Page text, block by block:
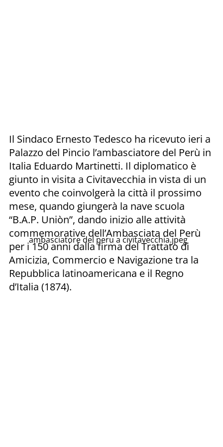
ambasciatore del peru a civitavecchia.jpeg
Il Sindaco Ernesto Tedesco ha ricevuto ieri a
Palazzo del Pincio l’ambasciatore del Perù in
Italia Eduardo Martinetti. Il diplomatico è
giunto in visita a Civitavecchia in vista di un
evento che coinvolgerà la città il prossimo
mese, quando giungerà la nave scuola
“B.A.P. Uniòn”, dando inizio alle attività
commemorative dell’Ambasciata del Perù
per i 150 anni dalla firma del Trattato di
Amicizia, Commercio e Navigazione tra la
Repubblica latinoamericana e il Regno
d’Italia (1874).